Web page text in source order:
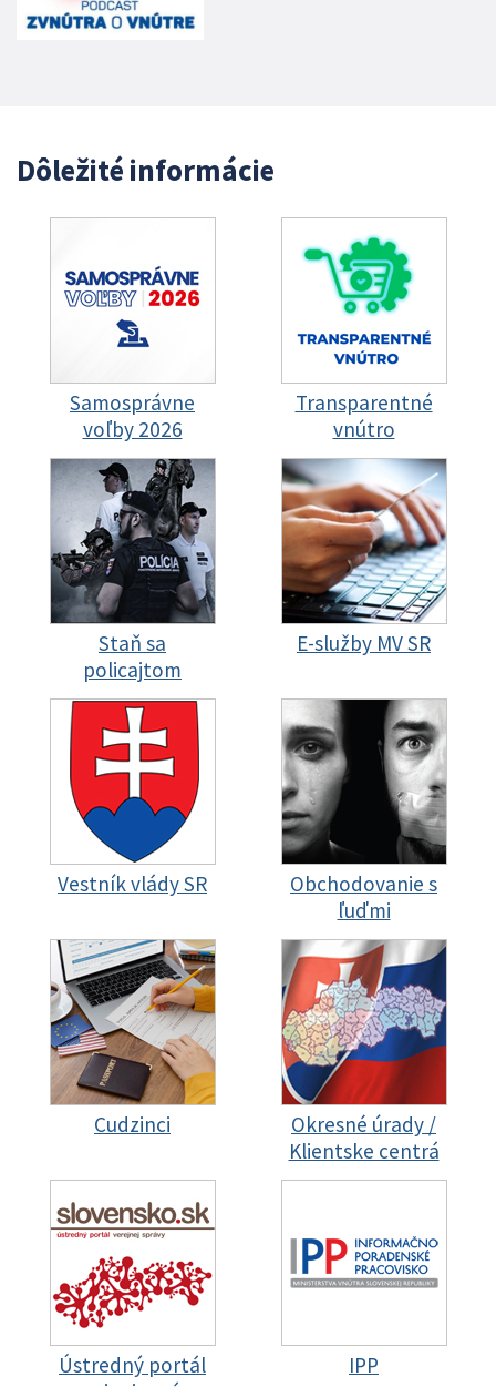
Dôležité informácie
Samosprávne
voľby 2026
Transparentné
vnútro
Staň sa
policajtom
E-služby MV SR
Vestník vlády SR
Obchodovanie s
ľuďmi
Cudzinci
Okresné úrady /
Klientske centrá
Ústredný portál
IPP